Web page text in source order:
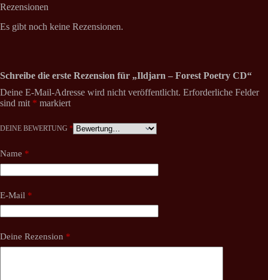
Rezensionen
Es gibt noch keine Rezensionen.
Schreibe die erste Rezension für „Ildjarn – Forest Poetry CD“
Deine E-Mail-Adresse wird nicht veröffentlicht. Erforderliche Felder
sind mit * markiert
DEINE BEWERTUNG *
Name *
E-Mail *
Deine Rezension *